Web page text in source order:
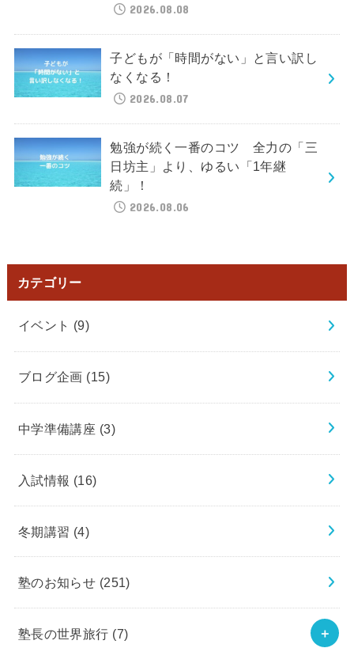
2026.08.08
子どもが「時間がない」と言い訳し
なくなる！
2026.08.07
勉強が続く一番のコツ 全力の「三
日坊主」より、ゆるい「1年継
続」！
2026.08.06
カテゴリー
イベント (9)
ブログ企画 (15)
中学準備講座 (3)
入試情報 (16)
冬期講習 (4)
塾のお知らせ (251)
塾長の世界旅行 (7)